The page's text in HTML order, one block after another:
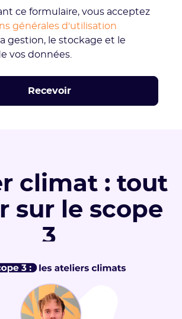
climat : tout
sur le scope
3
ce formulaire, vous acceptez
générales d'utilisation
gestion, le stockage et le
vos données.